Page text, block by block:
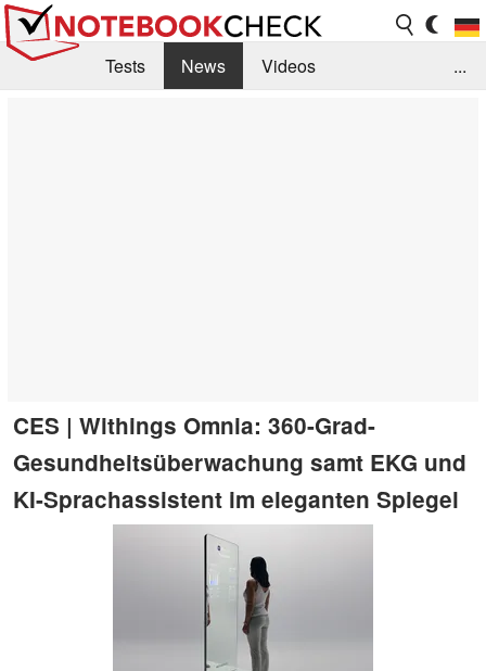
Tests News
Videos
...
CES | Withings Omnia: 360-Grad-
Gesundheitsüberwachung samt EKG und
KI-Sprachassistent im eleganten Spiegel